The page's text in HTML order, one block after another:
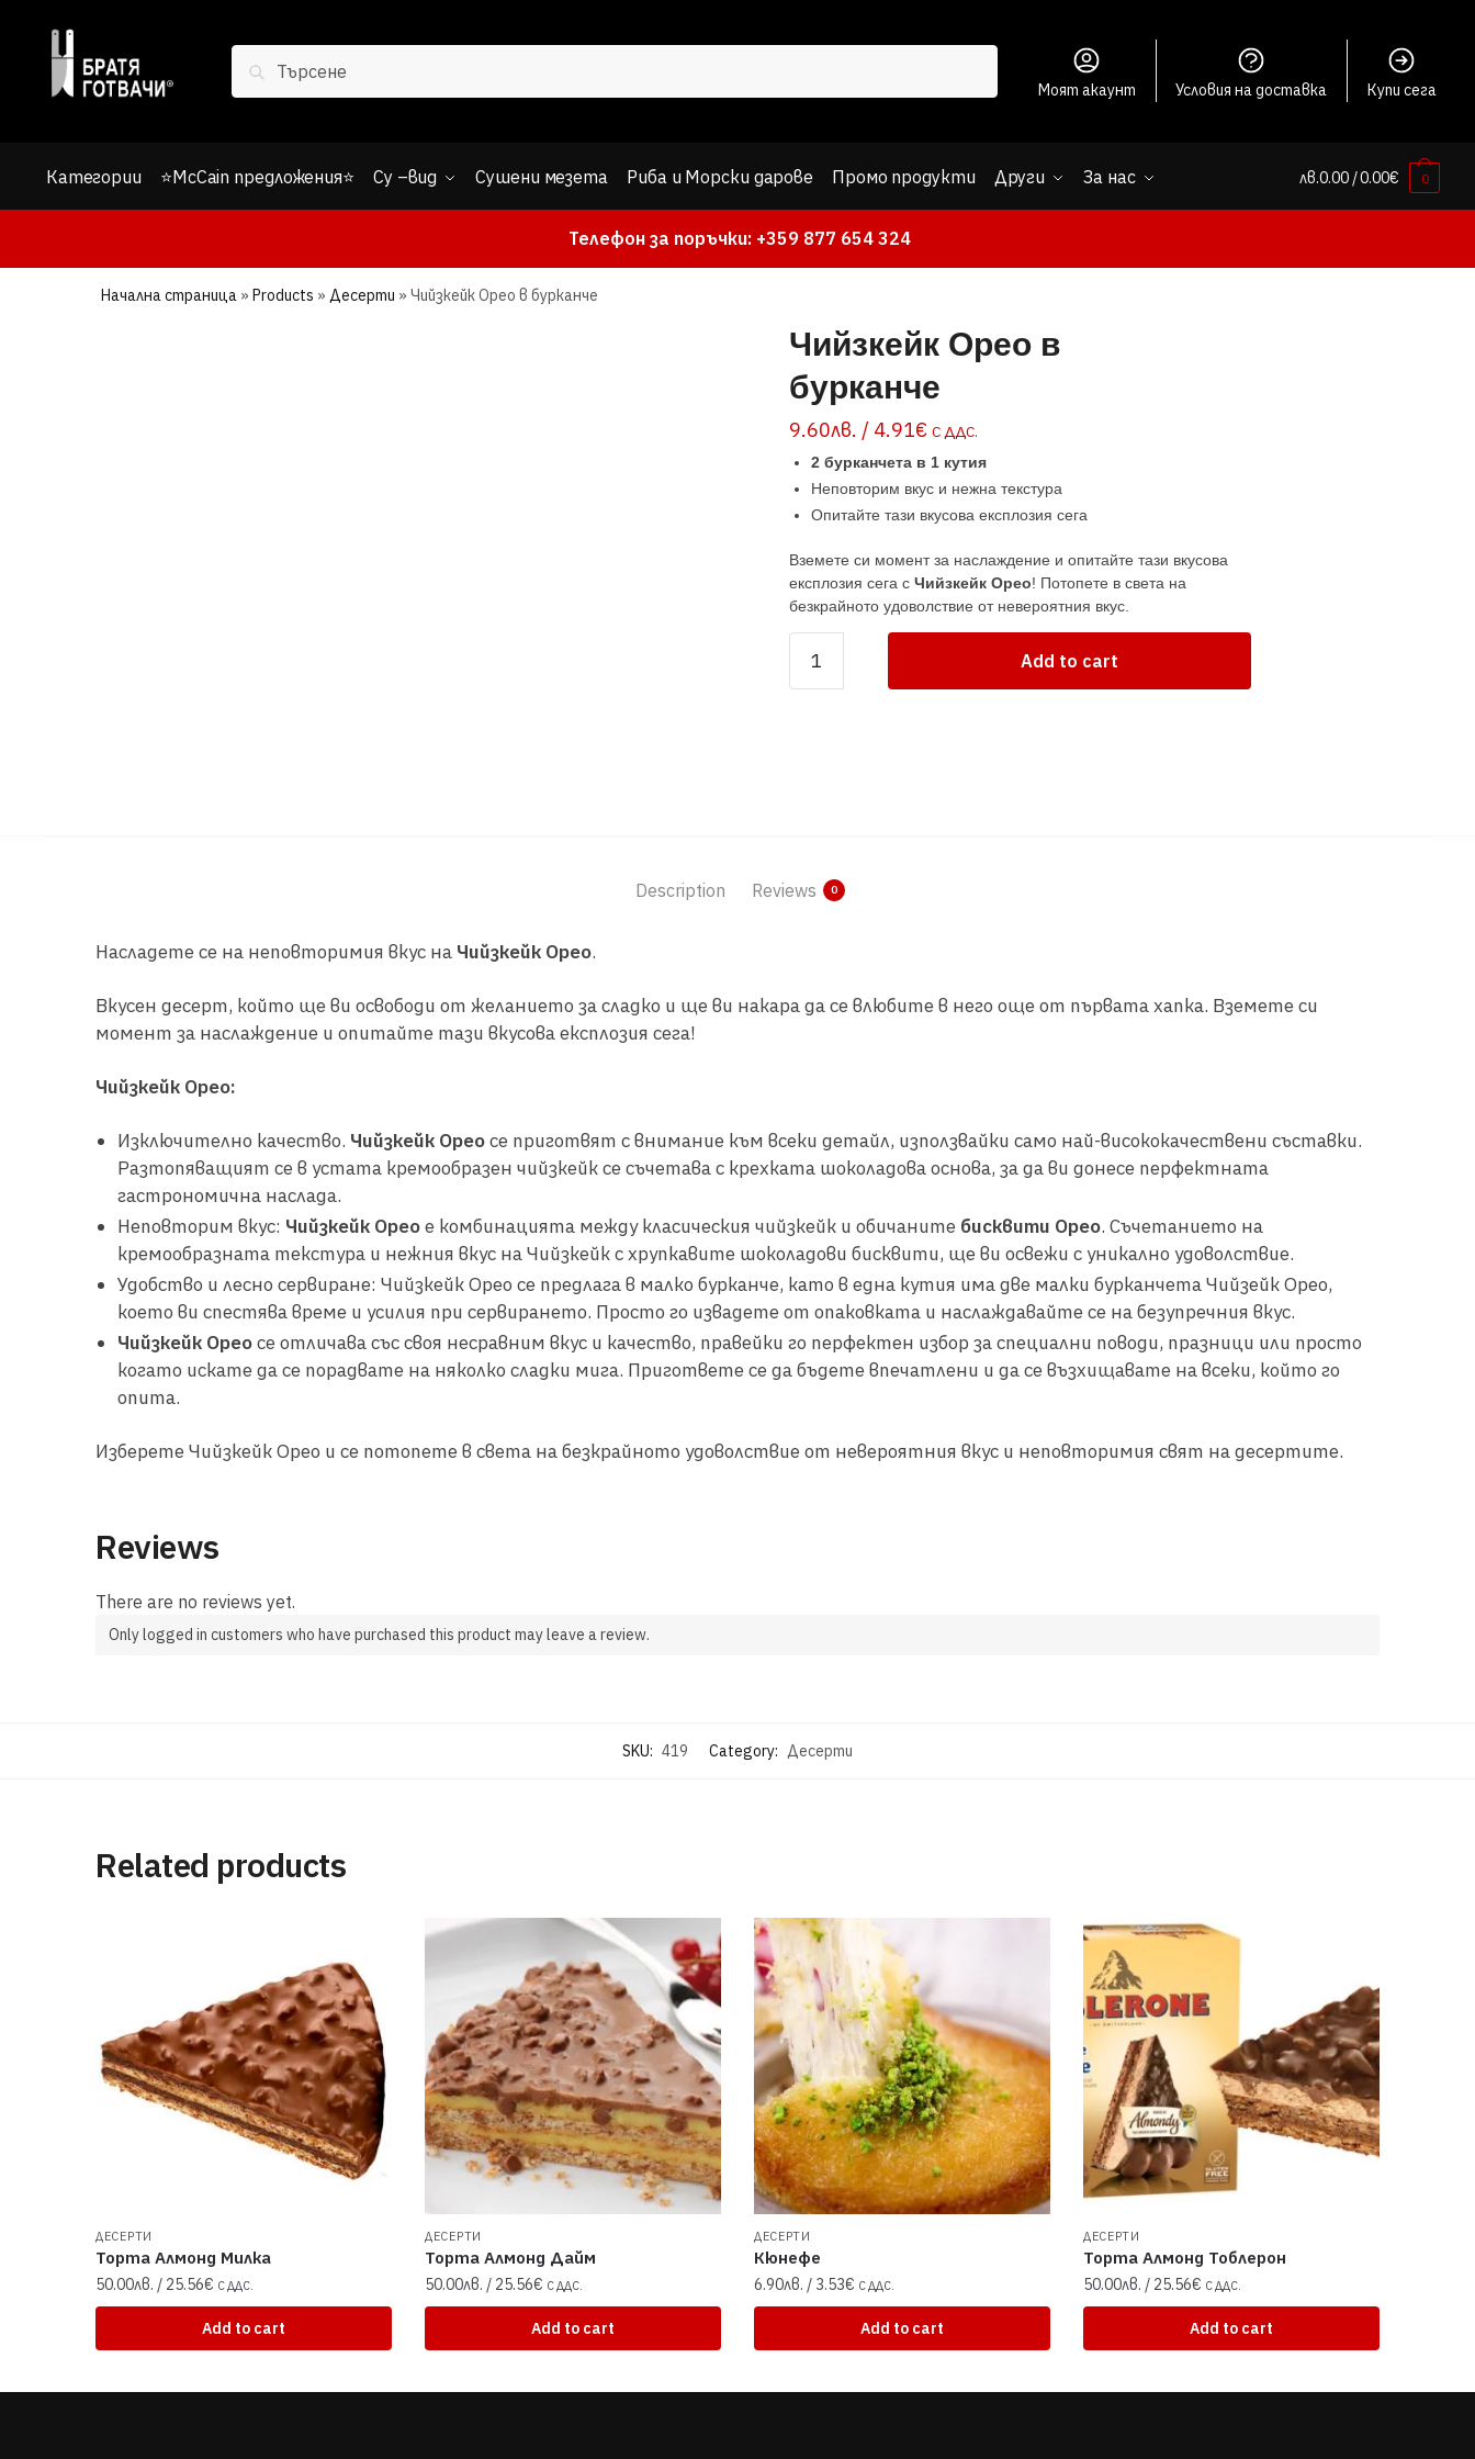
navigation
content
Search
Моят акаунт Условия на доставка Купи сега
Категории ⭐McCain предложения⭐ Су –вид Сушени мезета Риба и Морски дарове Промо продукти Други За нас лв.0.00/ 0.00€ 0
Телефон за поръчки: +359 877 654 324
Начална страница » Products » Десерти » Чийзкейк Орео в бурканче
Чийзкейк Орео в
бурканче
9.60лв. / 4.91€ С ДДС.
2 бурканчета в 1 кутия
Неповторим вкус и нежна текстура
Опитайте тази вкусова експлозия сега
Вземете си момент за наслаждение и опитайте тази вкусова
експлозия сега с Чийзкейк Орео! Потопете в света на
безкрайното удоволствие от невероятния вкус.
Орео
Add to cart
Description Reviews 0
Насладете се на неповторимия вкус на Чийзкейк Орео.
Вкусен десерт, който ще ви освободи от желанието за сладко и ще ви накара да се влюбите в него още от първата хапка. Вземете си
момент за наслаждение и опитайте тази вкусова експлозия сега!
Чийзкейк Орео:
Изключително качество. Чийзкейк Ореосе приготвят с внимание към всеки детайл, използвайки само най-висококачествени съставки.
Разтопяващият се в устата кремообразен чийзкейк се съчетава с крехката шоколадова основа, за да ви донесе перфектната
гастрономична наслада.
Неповторим вкус: Чийзкейк Ореое комбинацията между класическия чийзкейк и обичаните бисквити Орео. Съчетанието на
кремообразната текстура и нежния вкус на Чийзкейк с хрупкавите шоколадови бисквити, ще ви освежи с уникално удоволствие.
Удобство и лесно сервиране: Чийзкейк Орео се предлага в малко бурканче, като в една кутия има две малки бурканчета Чийзейк Орео,
което ви спестява време и усилия при сервирането. Просто го извадете от опаковката и наслаждавайте се на безупречния вкус.
Чийзкейк Ореосе отличава със своя несравним вкус и качество, правейки го перфектен избор за специални поводи, празници или просто
когато искате да се порадвате на няколко сладки мига. Пригответе се да бъдете впечатлени и да се възхищавате на всеки, който го
опита.
Изберете Чийзкейк Орео и се потопете в света на безкрайното удоволствие от невероятния вкус и неповторимия свят на десертите.
Reviews
There are no reviews yet.
Only logged in customers who have purchased this product may leave a review.
SKU: 419 Category: Десерти
Related products
ДЕСЕРТИ
Торта Алмонд Милка
50.00лв. / 25.56€ С ДДС.
Add to cart
ДЕСЕРТИ
Торта Алмонд Дайм
50.00лв. / 25.56€ С ДДС.
Add to cart
ДЕСЕРТИ
Кюнефе
6.90лв. / 3.53€ С ДДС.
Add to cart
ДЕСЕРТИ
Торта Алмонд Тоблерон
50.00лв. / 25.56€ С ДДС.
Add to cart